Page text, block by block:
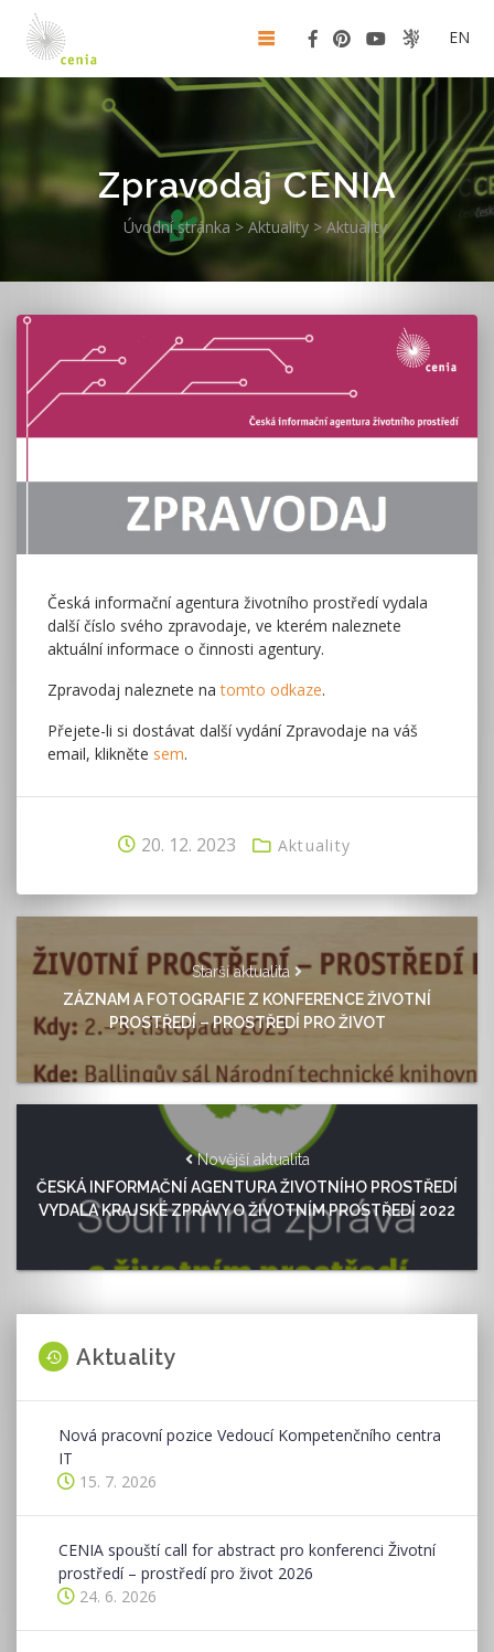
EN
Zpravodaj CENIA
Úvodní stránka >Aktuality > Aktuality
Česká informační agentura životního prostředí vydala
další číslo svého zpravodaje, ve kterém naleznete
aktuální informace o činnosti agentury.
Zpravodaj naleznete natomto odkaze.
Přejete-li si dostávat další vydání Zpravodaje na váš
email, klikněte sem.
20. 12. 2023 Aktuality
Starší aktualita
ZÁZNAM A FOTOGRAFIE Z KONFERENCE ŽIVOTNÍ
PROSTŘEDÍ – PROSTŘEDÍ PRO ŽIVOT
Novější aktualita
ČESKÁ INFORMAČNÍ AGENTURA ŽIVOTNÍHO PROSTŘEDÍ
VYDALA KRAJSKÉ ZPRÁVY O ŽIVOTNÍM PROSTŘEDÍ 2022
Aktuality
Nová pracovní pozice Vedoucí Kompetenčního centra
IT
15. 7. 2026
CENIA spouští call for abstract pro konferenci Životní
prostředí – prostředí pro život 2026
24. 6. 2026